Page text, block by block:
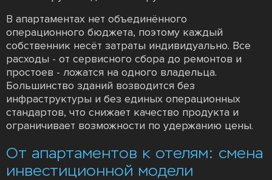
В апартаментах нет объединённого
операционного бюджета, поэтому каждый
собственник несёт затраты индивидуально. Все
расходы - от сервисного сбора до ремонтов и
простоев - ложатся на одного владельца.
Большинство зданий возводится без
инфраструктуры и без единых операционных
стандартов, что снижает качество продукта и
ограничивает возможности по удержанию цены.
От апартаментов к отелям: смена
инвестиционной модели